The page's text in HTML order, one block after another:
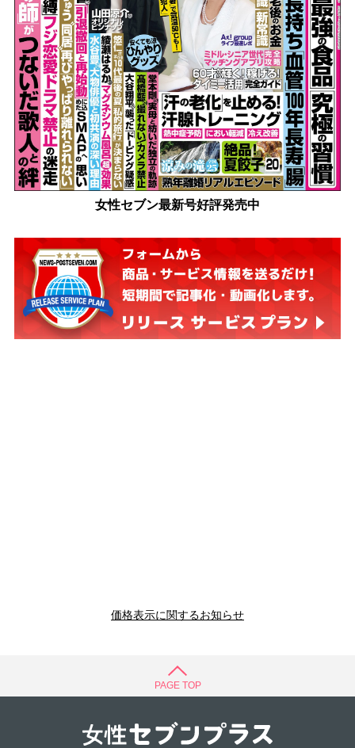
女性セブン最新号好評発売中
価格表示に関するお知らせ
PAGE TOP